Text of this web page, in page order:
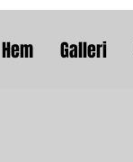
Hem Galleri